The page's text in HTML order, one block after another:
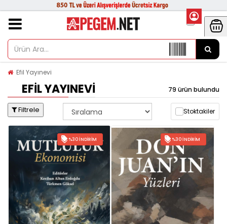
Efil Yayınevi
EFIL YAYINEVI 79 ürün bulundu
Filtrele Stoktakiler
%30 İNDIRIM %30 İNDIRIM